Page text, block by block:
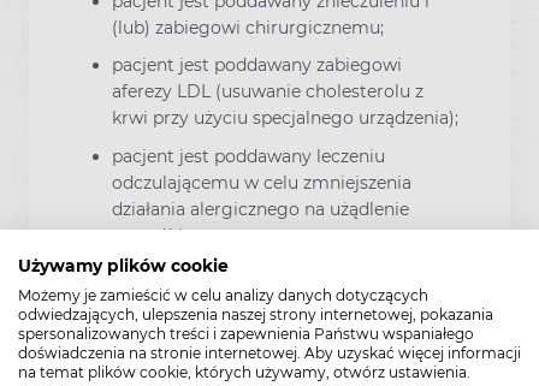
Używamy plików cookie
Możemy je zamieścić w celu analizy danych dotyczących
odwiedzających, ulepszenia naszej strony internetowej, pokazania
spersonalizowanych treści i zapewnienia Państwu wspaniałego
doświadczenia na stronie internetowej. Aby uzyskać więcej informacji
na temat plików cookie, których używamy, otwórz ustawienia.
(lub) zabiegowi chirurgicznemu;
pacjent jest poddawany zabiegowi
aferezy LDL (usuwanie cholesterolu z
krwi przy użyciu specjalnego urządzenia);
pacjent jest poddawany leczeniu
odczulającemu w celu zmniejszenia
działania alergicznego na użądlenie
pszczół i os;
u pacjenta ostatnio występowała
biegunka albo wymioty lub pacjent jest
odwodniony;
u pacjenta rozpoznano nietolerancję